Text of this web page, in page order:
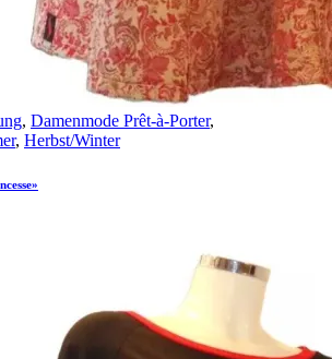
, Damenmode Prêt-à-Porter,
, Herbst/Winter